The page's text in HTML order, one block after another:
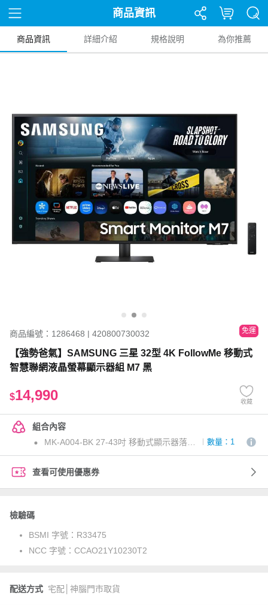
商品資訊
商品資訊 詳細介紹 規格說明 為你推薦
商品編號：1286468 | 420800730032 免運
【強勢爸氣】SAMSUNG 三星 32型 4K FollowMe 移動式
智慧聯網液晶螢幕顯示器組 M7 黑
$14,990 收藏
組合內容
MK-A004-BK 27-43吋 移動式顯示器落地支架(黑)(OAYP-352646)
數量：1
查看可使用優惠券
檢驗碼
BSMI 字號： R33475
NCC 字號： CCAO21Y10230T2
配送方式 宅配│神腦門市取貨